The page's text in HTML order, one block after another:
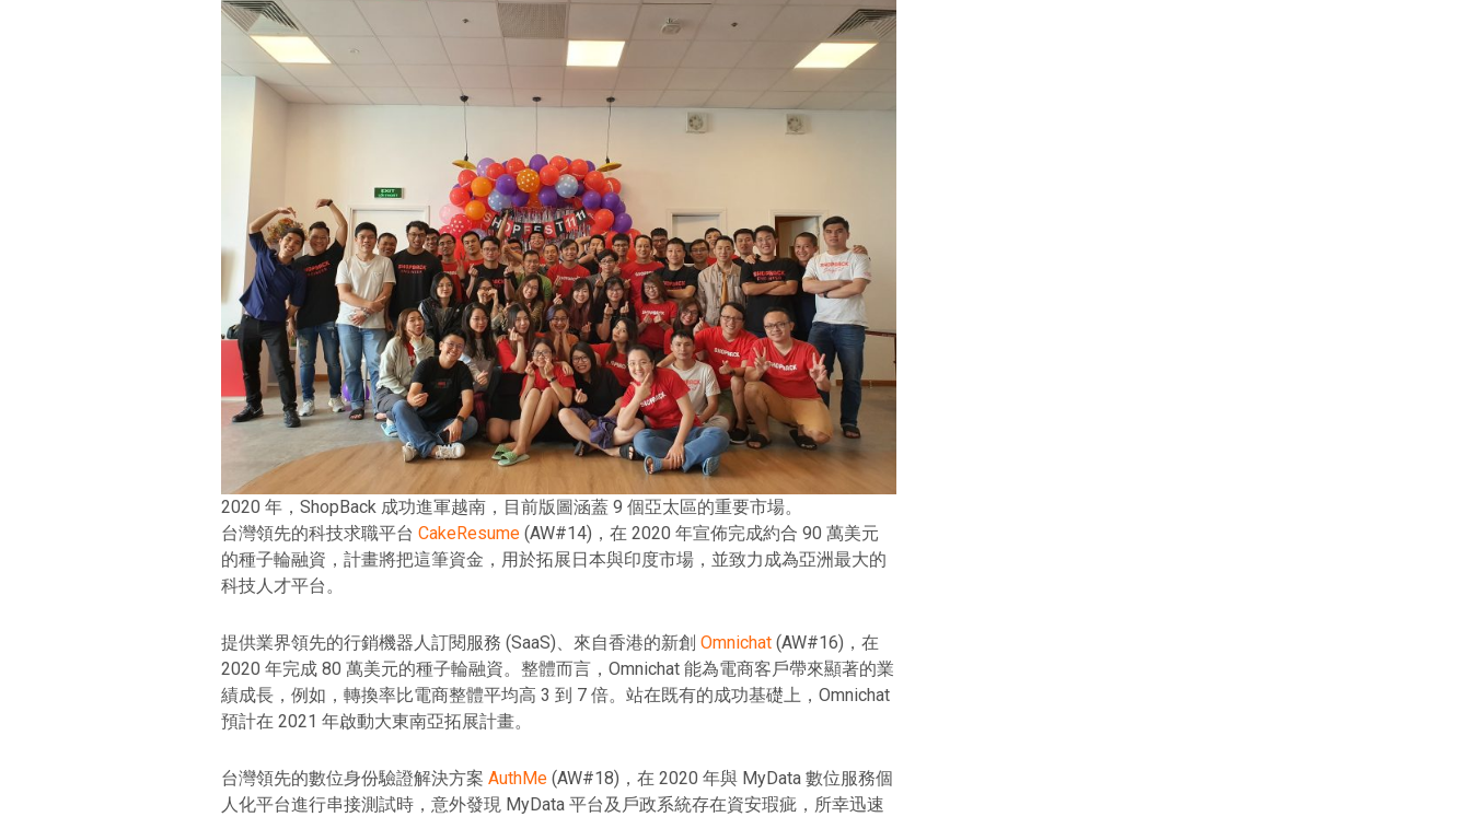
2020 年，ShopBack 成功進軍越南，目前版圖涵蓋 9 個亞太區的重要市場。
台灣領先的科技求職平台 CakeResume (AW#14)，在 2020 年宣佈完成約合 90 萬美元
的種子輪融資，計畫將把這筆資金，用於拓展日本與印度市場，並致力成為亞洲最大的
科技人才平台。
提供業界領先的行銷機器人訂閱服務 (SaaS)、來自香港的新創 Omnichat (AW#16)，在
2020 年完成 80 萬美元的種子輪融資。整體而言，Omnichat 能為電商客戶帶來顯著的業
績成長，例如，轉換率比電商整體平均高 3 到 7 倍。站在既有的成功基礎上，Omnichat
預計在 2021 年啟動大東南亞拓展計畫。
台灣領先的數位身份驗證解決方案 AuthMe (AW#18)，在 2020 年與 MyData 數位服務個
人化平台進行串接測試時，意外發現 MyData 平台及戶政系統存在資安瑕疵，所幸迅速